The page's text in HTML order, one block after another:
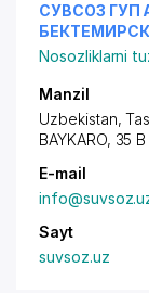
СУВСОЗ
Nosozliklarni
Manzil
Uzbekistan,
BAYKARO, 35 B
E-mail
Sayt
suvsoz.uz